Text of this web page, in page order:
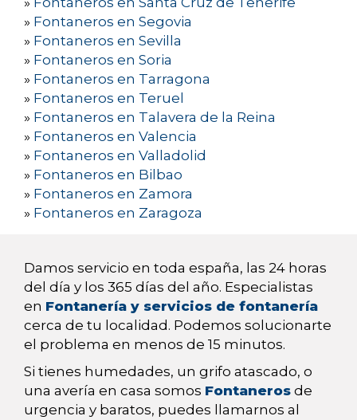
» Fontaneros en Segovia
» Fontaneros en Sevilla
» Fontaneros en Soria
» Fontaneros en Tarragona
» Fontaneros en Teruel
» Fontaneros en Talavera de la Reina
» Fontaneros en Valencia
» Fontaneros en Valladolid
» Fontaneros en Bilbao
» Fontaneros en Zamora
» Fontaneros en Zaragoza
Damos servicio en toda españa, las 24 horas
del día y los 365 días del año. Especialistas
en Fontanería y servicios de fontanería
cerca de tu localidad. Podemos solucionarte
el problema en menos de 15 minutos.
Si tienes humedades, un grifo atascado, o
una avería en casa somos Fontaneros de
urgencia y baratos, puedes llamarnos al